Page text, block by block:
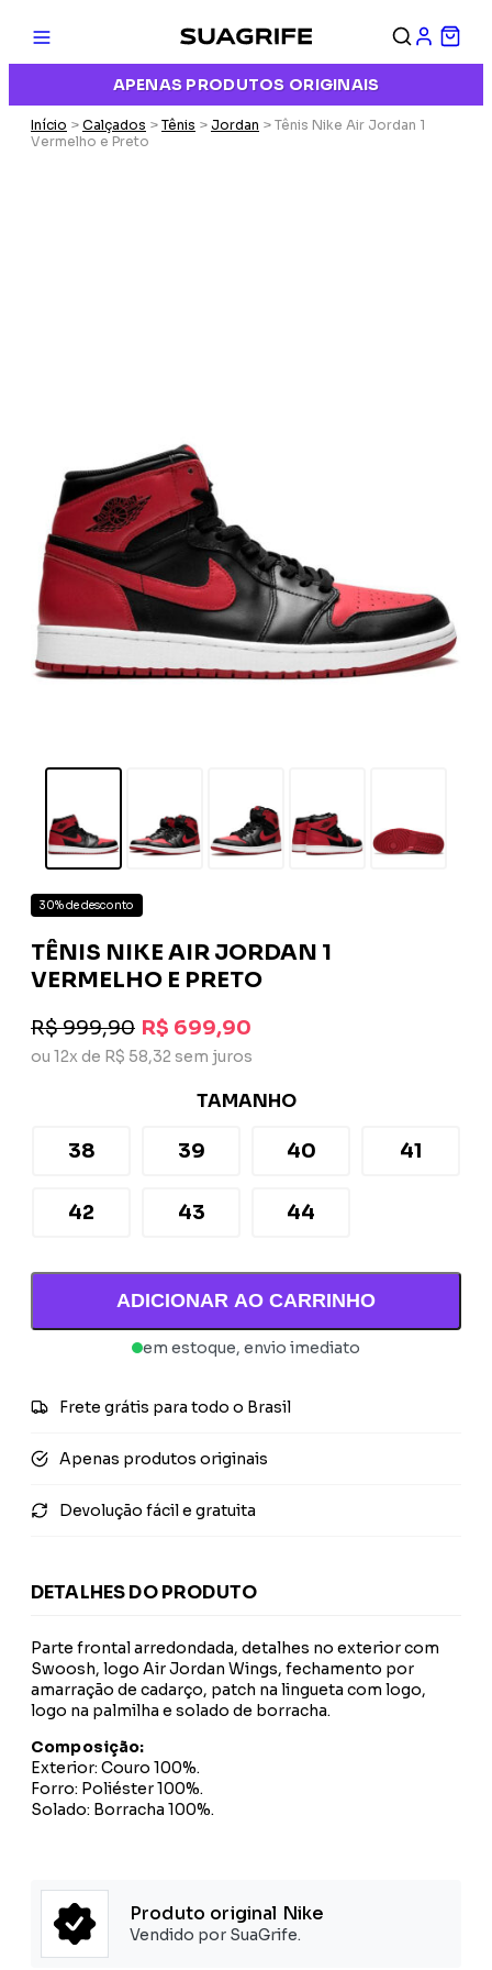
APENAS PRODUTOS ORIGINAIS
Início > Calçados > Tênis > Jordan > Tênis Nike Air Jordan 1
Vermelho e Preto
30% de desconto
TÊNIS NIKE AIR JORDAN 1
VERMELHO E PRETO
R$ 999,90 R$ 699,90
ou 12x de R$ 58,32 sem juros
TAMANHO
38 39 40 41
42 43 44
ADICIONAR AO CARRINHO
em estoque, envio imediato
Frete grátis para todo o Brasil
Apenas produtos originais
Devolução fácil e gratuita
DETALHES DO PRODUTO
Parte frontal arredondada, detalhes no exterior com
Swoosh, logo Air Jordan Wings, fechamento por
amarração de cadarço, patch na lingueta com logo,
logo na palmilha e solado de borracha.
Composição:
Exterior: Couro 100%.
Forro: Poliéster 100%.
Solado: Borracha 100%.
Produto original Nike
Vendido por SuaGrife.